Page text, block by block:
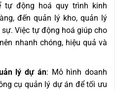
tự động hoá quy trình kinh
đến quản lý kho, quản lý
Việc tự động hoá giúp cho
nhanh chóng, hiệu quả và
lý dự án: Mô hình doanh
cụ quản lý dự án để tối ưu